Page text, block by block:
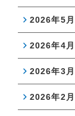
2026年5月
2026年4月
2026年3月
2026年2月